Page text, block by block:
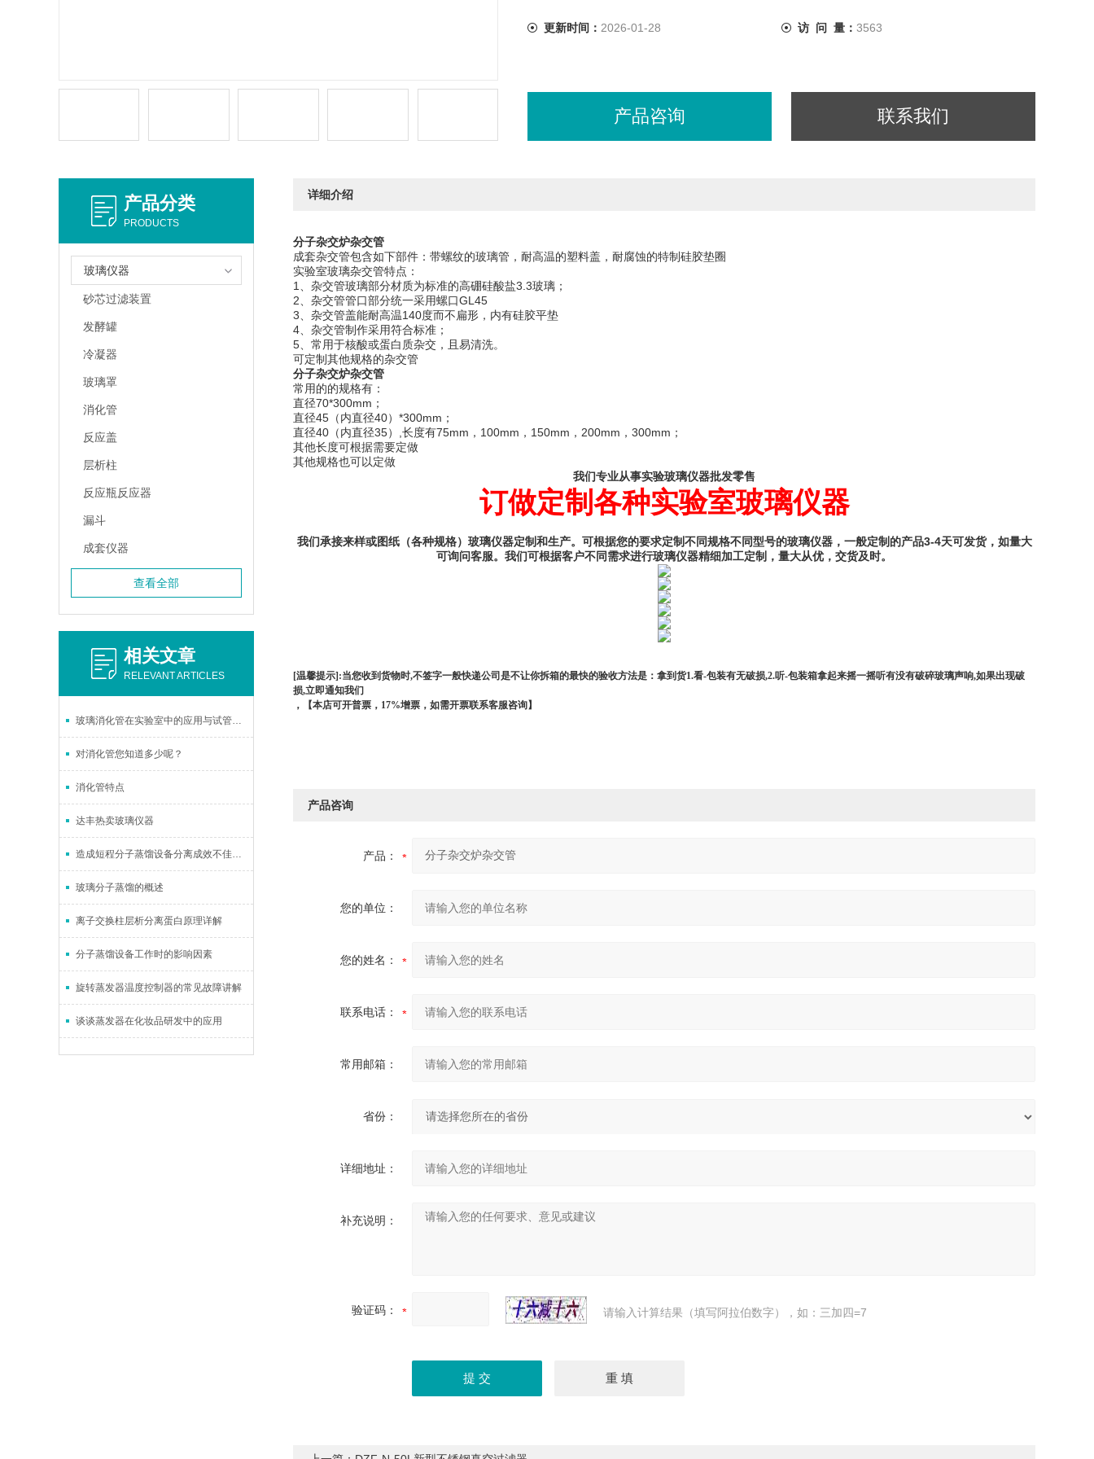
更新时间： 2026-01-28 访 问 量： 3563
产品咨询 联系我们
产品分类
PRODUCTS
玻璃仪器
砂芯过滤装置
发酵罐
冷凝器
玻璃罩
消化管
反应盖
层析柱
反应瓶反应器
漏斗
成套仪器
查看全部
相关文章
RELEVANT ARTICLES
玻璃消化管在实验室中的应用与试管替代性分析
对消化管您知道多少呢？
消化管特点
达丰热卖玻璃仪器
造成短程分子蒸馏设备分离成效不佳的原因有哪些？
玻璃分子蒸馏的概述
离子交换柱层析分离蛋白原理详解
分子蒸馏设备工作时的影响因素
旋转蒸发器温度控制器的常见故障讲解
谈谈蒸发器在化妆品研发中的应用
详细介绍
分子杂交炉杂交管
成套杂交管包含如下部件：带螺纹的玻璃管，耐高温的塑料盖，耐腐蚀的特制硅胶垫圈
实验室玻璃杂交管特点：
1、杂交管玻璃部分材质为标准的高硼硅酸盐3.3玻璃；
2、杂交管管口部分统一采用螺口GL45
3、杂交管盖能耐高温140度而不扁形，内有硅胶平垫
4、杂交管制作采用符合标准；
5、常用于核酸或蛋白质杂交，且易清洗。
可定制其他规格的杂交管
分子杂交炉杂交管
常用的的规格有：
直径70*300mm；
直径45（内直径40）*300mm；
直径40（内直径35）,长度有75mm，100mm，150mm，200mm，300mm；
其他长度可根据需要定做
其他规格也可以定做
我们专业从事实验玻璃仪器批发零售
订做定制 各种实验室玻璃仪器
我们承接来样或图纸（各种规格）玻璃仪器定制和生产。 可根据您的要求定制不同规格不同型号的玻璃仪器，一般定制的产品3-4天可发货，如量大
可询问客服。 我们可根据客户不同需求进行玻璃仪器精细加工定制，量大从优，交货及时。
[温馨提示]:当您收到货物时,不签字一般快递公司是不让你拆箱的最快的验收方法是：拿到货1.看-包装有无破损,2.听-包装箱拿起来摇一摇听有没有破碎玻璃声响,如果出现破
损,立即通知我们
，【本店可开普票，17%增票，如需开票联系客服咨询】
产品咨询
产品：
您的单位：
您的姓名：
联系电话：
常用邮箱：
省份：
详细地址：
补充说明：
验证码： 请输入计算结果（填写阿拉伯数字），如：三加四=7